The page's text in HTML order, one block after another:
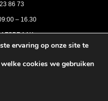
86 73
– 16.30
ervaring op onze site te
cookies we gebruiken